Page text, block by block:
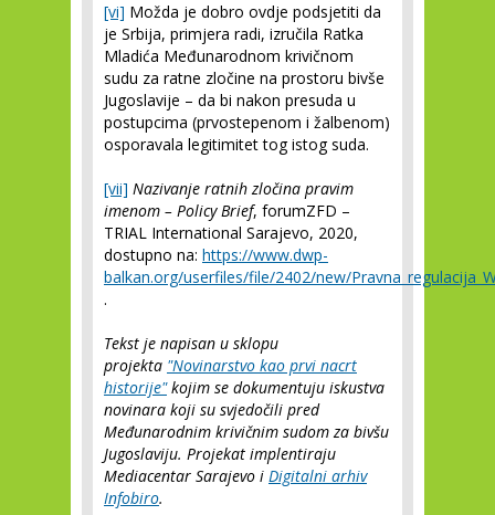
[vi] Možda je dobro ovdje podsjetiti da
je Srbija, primjera radi, izručila Ratka
Mladića Međunarodnom krivičnom
sudu za ratne zločine na prostoru bivše
Jugoslavije – da bi nakon presuda u
postupcima (prvostepenom i žalbenom)
osporavala legitimitet tog istog suda.
[vii] Nazivanje ratnih zločina pravim
imenom – Policy Brief, forumZFD –
TRIAL International Sarajevo, 2020,
dostupno na: https://www.dwp-
balkan.org/userfiles/file/2402/new/
.
Tekst je napisan u sklopu
projekta "Novinarstvo kao prvi nacrt
historije"kojim se dokumentuju iskustva
novinara koji su svjedočili pred
Međunarodnim krivičnim sudom za bivšu
Jugoslaviju. Projekat implentiraju
Mediacentar Sarajevo i Digitalni arhiv
Infobiro.